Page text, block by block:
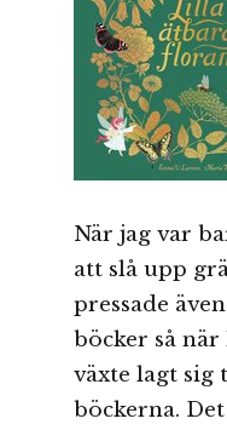
När jag var
att slå upp
pressade
böcker så
växte lagt
böckerna.